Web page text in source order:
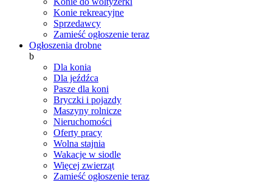
Konie rekreacyjne
Sprzedawcy
Zamieść ogłoszenie teraz
Ogłoszenia drobne
b
Dla konia
Dla jeźdźca
Pasze dla koni
Bryczki i pojazdy
Maszyny rolnicze
Nieruchomości
Oferty pracy
Wolna stajnia
Wakacje w siodle
Więcej zwierząt
Zamieść ogłoszenie teraz